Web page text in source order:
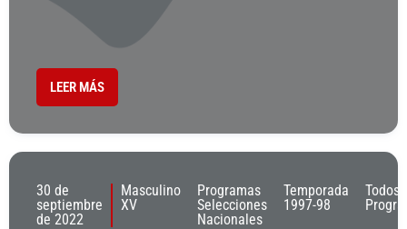
LEER MÁS
30 de
septiembre
de 2022
Masculino
XV
Programas
Selecciones
Nacionales
Temporada
1997-98
Todos